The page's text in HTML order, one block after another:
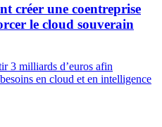
créer une coentreprise
le cloud souverain
3 milliards d’euros afin
en cloud et en intelligence